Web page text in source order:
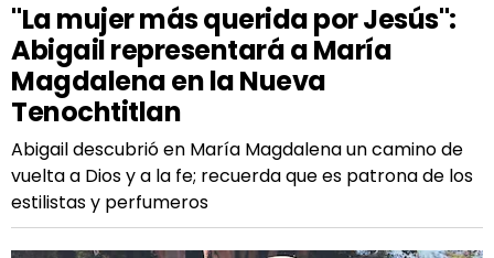
"La mujer más querida por Jesús":
Abigail representará a María
Magdalena en la Nueva
Tenochtitlan
Abigail descubrió en María Magdalena un camino de
vuelta a Dios y a la fe; recuerda que es patrona de los
estilistas y perfumeros